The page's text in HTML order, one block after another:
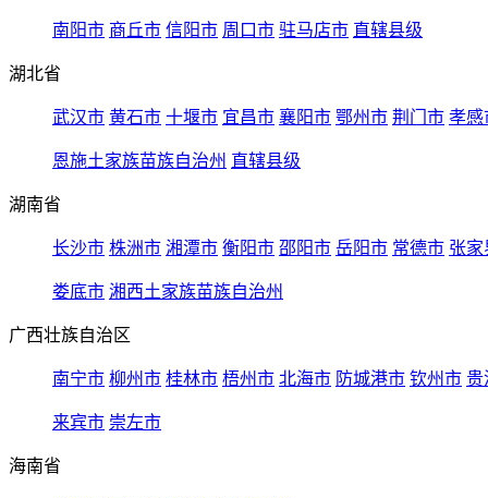
南阳市 商丘市 信阳市 周口市 驻马店市 直辖县级
湖北省
武汉市 黄石市 十堰市 宜昌市 襄阳市 鄂州市 荆门市 孝感
恩施土家族苗族自治州 直辖县级
湖南省
长沙市 株洲市 湘潭市 衡阳市 邵阳市 岳阳市 常德市 张家
娄底市 湘西土家族苗族自治州
广西壮族自治区
南宁市 柳州市 桂林市 梧州市 北海市 防城港市 钦州市 贵
来宾市 崇左市
海南省